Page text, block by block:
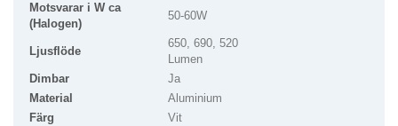
Motsvarar i W ca
(Halogen)
50-60W
Ljusflöde
650, 690, 520
Lumen
Dimbar
Ja
Material
Aluminium
Färg
Vit